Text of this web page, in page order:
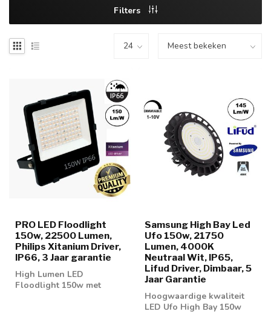
Filters
PRO LED Floodlight
150w, 22500 Lumen,
Philips Xitanium Driver,
IP66, 3 Jaar garantie
High Lumen LED
Floodlight 150w met
Samsung High Bay Led
Ufo 150w, 21750
Lumen, 4000K
Neutraal Wit, IP65,
Lifud Driver, Dimbaar, 5
Jaar Garantie
Hoogwaardige kwaliteit
LED Ufo High Bay 150w